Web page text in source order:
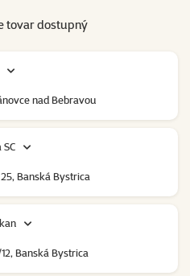
tovar dostupný
nad Bebravou
Banská Bystrica
Banská Bystrica